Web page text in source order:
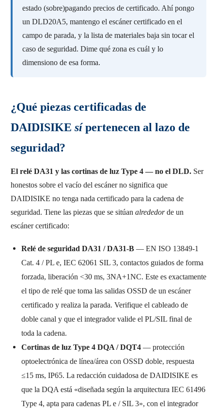
estado (sobre)pagando precios de certificado. Ahí pongo
un DLD20A5, mantengo el escáner certificado en el
campo de parada, y la lista de materiales baja sin tocar el
caso de seguridad. Dime qué zona es cuál y lo
dimensiono de esa forma.
¿Qué piezas certificadas de
DAIDISIKE sípertenecen al lazo de
seguridad?
El relé DA31 y las cortinas de luz Type 4 — no el DLD. Ser
honestos sobre el vacío del escáner no significa que
DAIDISIKE no tenga nada certificado para la cadena de
seguridad. Tiene las piezas que se sitúan alrededorde un
escáner certificado:
Relé de seguridad DA31 / DA31-B — EN ISO 13849-1
Cat. 4 / PL e, IEC 62061 SIL 3, contactos guiados de forma
forzada, liberación <30 ms, 3NA+1NC. Este es exactamente
el tipo de relé que toma las salidas OSSD de un escáner
certificado y realiza la parada. Verifique el cableado de
doble canal y que el integrador valide el PL/SIL final de
toda la cadena.
Cortinas de luz Type 4 DQA / DQT4 — protección
optoelectrónica de línea/área con OSSD doble, respuesta
≤15 ms, IP65. La redacción cuidadosa de DAIDISIKE es
que la DQA está «diseñada según la arquitectura IEC 61496
Type 4, apta para cadenas PL e / SIL 3», con el integrador